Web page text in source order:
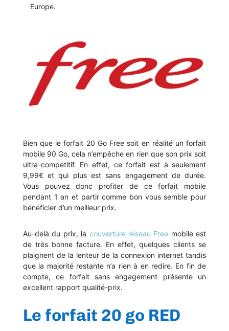
Europe.
Bien que le forfait 20 Go Free soit en réalité un forfait
mobile 90 Go, cela n’empêche en rien que son prix soit
ultra-compétitif. En effet, ce forfait est à seulement
9,99€ et qui plus est sans engagement de durée.
Vous pouvez donc profiter de ce forfait mobile
pendant 1 an et partir comme bon vous semble pour
bénéficier d’un meilleur prix.
Au-delà du prix, la couverture réseau Free mobile est
de très bonne facture. En effet, quelques clients se
plaignent de la lenteur de la connexion internet tandis
que la majorité restante n’a rien à en redire. En fin de
compte, ce forfait sans engagement présente un
excellent rapport qualité-prix.
Le forfait 20 go RED